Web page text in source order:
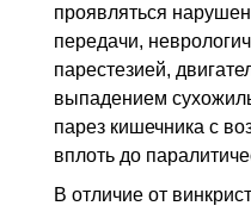
проявляться
передачи,
парестезией,
выпадением
парез кишечника с
вплоть до
В отличие от